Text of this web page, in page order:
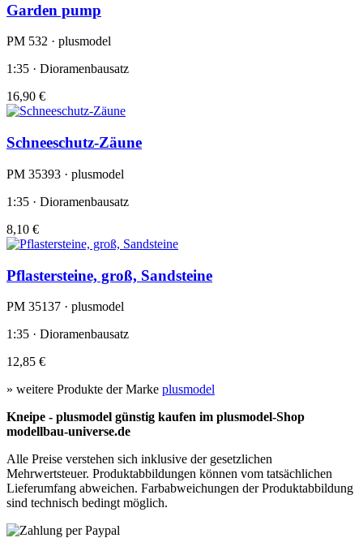
Garden pump
PM 532 · plusmodel
1:35 · Dioramenbausatz
16,90 €
Schneeschutz-Zäune
PM 35393 · plusmodel
1:35 · Dioramenbausatz
8,10 €
Pflastersteine, groß, Sandsteine
PM 35137 · plusmodel
1:35 · Dioramenbausatz
12,85 €
» weitere Produkte der Marke plusmodel
Kneipe - plusmodel günstig kaufen im plusmodel-Shop
modellbau-universe.de
Alle Preise verstehen sich inklusive der gesetzlichen
Mehrwertsteuer. Produktabbildungen können vom tatsächlichen
Lieferumfang abweichen. Farbabweichungen der Produktabbildung
sind technisch bedingt möglich.